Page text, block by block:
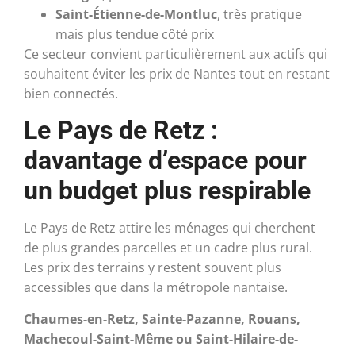
Saint-Étienne-de-Montluc, très pratique
mais plus tendue côté prix
Ce secteur convient particulièrement aux actifs qui
souhaitent éviter les prix de Nantes tout en restant
bien connectés.
Le Pays de Retz :
davantage d’espace pour
un budget plus respirable
Le Pays de Retz attire les ménages qui cherchent
de plus grandes parcelles et un cadre plus rural.
Les prix des terrains y restent souvent plus
accessibles que dans la métropole nantaise.
Chaumes-en-Retz, Sainte-Pazanne, Rouans,
Machecoul-Saint-Même ou Saint-Hilaire-de-